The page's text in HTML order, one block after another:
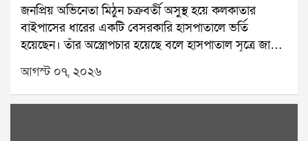
জনপ্রিয় অভিনেতা মিঠুন চক্রবর্তী অসুস্থ হয়ে কলকাতার
বাইপাসের ধারের একটি বেসরকারি হাসপাতালে ভর্তি
হয়েছেন। তাঁর অস্ত্রোপচার হয়েছে বলে হাসপাতাল সূত্রে জানা
গিয়েছে। শুক্রবার সকালে তাঁকে দেখতে হাসপাতালে পৌঁছান
মুখ্যমন্ত্রী শুভেন্দু অধিকারী। তাঁর সঙ্গে ছিলেন যাদবপুরের
বিধায়ক শর্বরী মুখোপাধ্যায়-সহ অন্যরা। মুখ্যমন্ত্রী অভিনেতার
আগস্ট ০৭, ২০২৬